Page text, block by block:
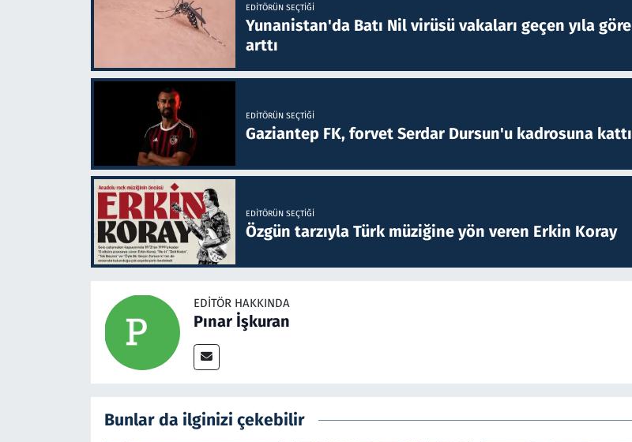
EDITÖRÜN SEÇTIĞI
Yunanistan'da Batı Nil virüsü vakaları geçen yıla göre
arttı
EDITÖRÜN SEÇTIĞI
Gaziantep FK, forvet Serdar Dursun'u kadrosuna kattı
EDITÖRÜN SEÇTIĞI
Özgün tarzıyla Türk müziğine yön veren Erkin Koray
EDITÖR HAKKINDA
Pınar İşkuran
Bunlar da ilginizi çekebilir